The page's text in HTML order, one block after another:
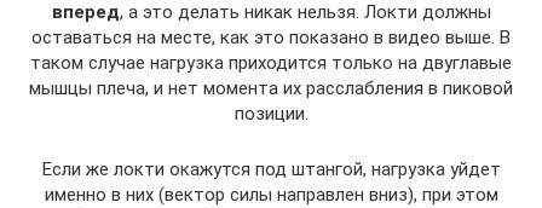
вперед, а это делать никак нельзя. Локти должны
оставаться на месте, как это показано в видео выше. В
таком случае нагрузка приходится только на двуглавые
мышцы плеча, и нет момента их расслабления в пиковой
позиции.
Если же локти окажутся под штангой, нагрузка уйдет
именно в них (вектор силы направлен вниз), при этом